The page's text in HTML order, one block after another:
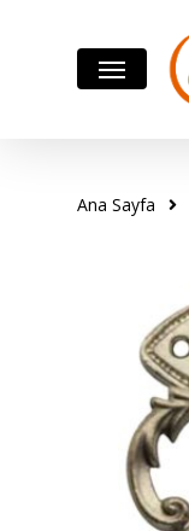
Menu
Ana Sayfa